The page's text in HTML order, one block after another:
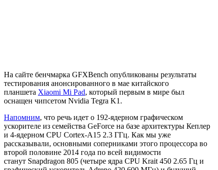
На сайте бенчмарка GFXBench опубликованы результаты
тестирования анонсированного в мае китайского
планшета Xiaomi Mi Pad, который первым в мире был
оснащен чипсетом Nvidia Tegra K1.
Напомним, что речь идет о 192-ядерном графическом
ускорителе из семейства GeForce на базе архитектуры Кеплер
и 4-ядерном CPU Cortex-A15 2.3 ГГц. Как мы уже
рассказывали, основными соперниками этого процессора во
второй половине 2014 года по всей видимости
станут Snapdragon 805 (четыре ядра CPU Krait 450 2.65 Гц и